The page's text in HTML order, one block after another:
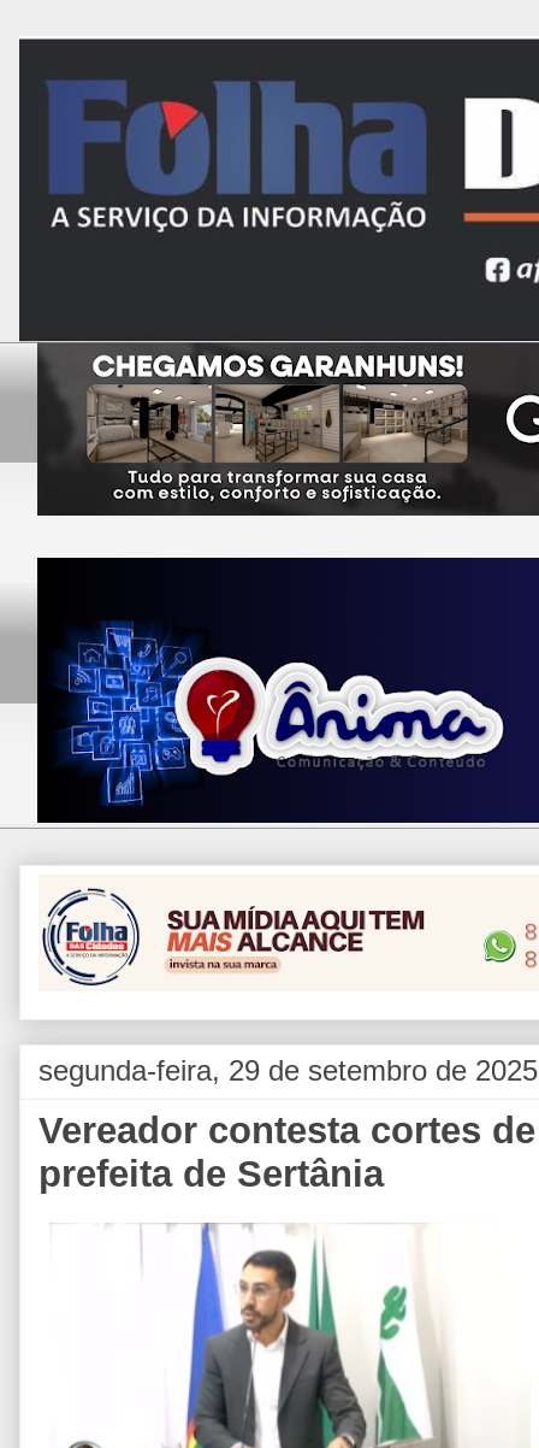
segunda-feira, 29 de setembro de 2025
Vereador contesta cortes
prefeita de Sertânia